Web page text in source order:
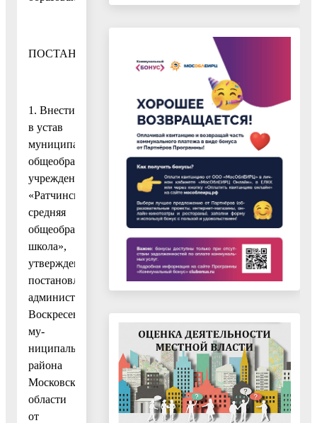
ПОСТАНОВЛЯЮ:
1. Внести
в устав
муниципального
общеобразовательного
учреждения
«Ратчинская
средняя
общеобразовательная
школа»,
утвержденный
постановлением
администрации
Воскресенского
му-
ниципального
района
Московской
области
от